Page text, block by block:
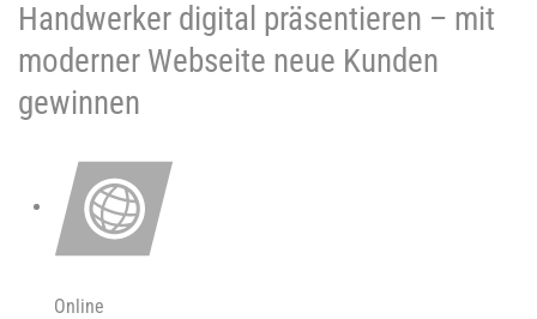
Handwerker digital präsentieren – mit
moderner Webseite neue Kunden
gewinnen
Online